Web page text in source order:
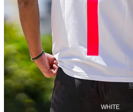
WHITE